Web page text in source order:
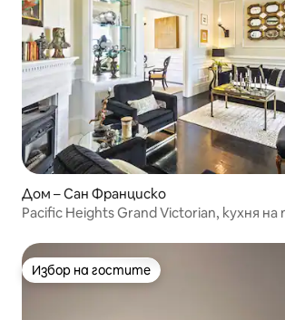
Дом – Сан Франциско
Pacific Heights Grand Victorian, кухня на
Избор на гостите
Избор на гостите